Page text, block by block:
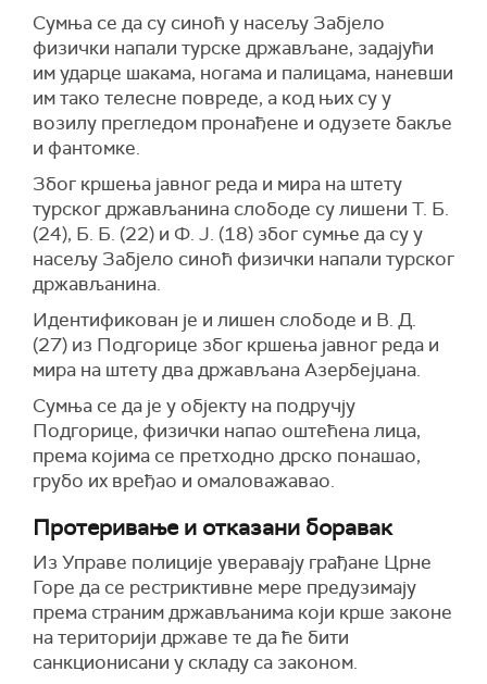
Сумња се да су синоћ у насељу Забјело
физички напали турске држављане, задајући
им ударце шакама, ногама и палицама, наневши
им тако телесне повреде, а код њих су у
возилу прегледом пронађене и одузете бакље
и фантомке.
Због кршења јавног реда и мира на штету
турског држављанина слободе су лишени Т. Б.
(24), Б. Б. (22) и Ф. Ј. (18) због сумње да су у
насељу Забјело синоћ физички напали турског
држављанина.
Идентификован је и лишен слободе и В. Д.
(27) из Подгорице због кршења јавног реда и
мира на штету два држављана Азербејџана.
Сумња се да је у објекту на подручју
Подгорице, физички напао оштећена лица,
према којима се претходно дрско понашао,
грубо их вређао и омаловажавао.
Протеривање и отказани боравак
Из Управе полиције уверавају грађане Црне
Горе да се рестриктивне мере предузимају
према страним држављанима који крше законе
на територији државе те да ће бити
санкционисани у складу са законом.